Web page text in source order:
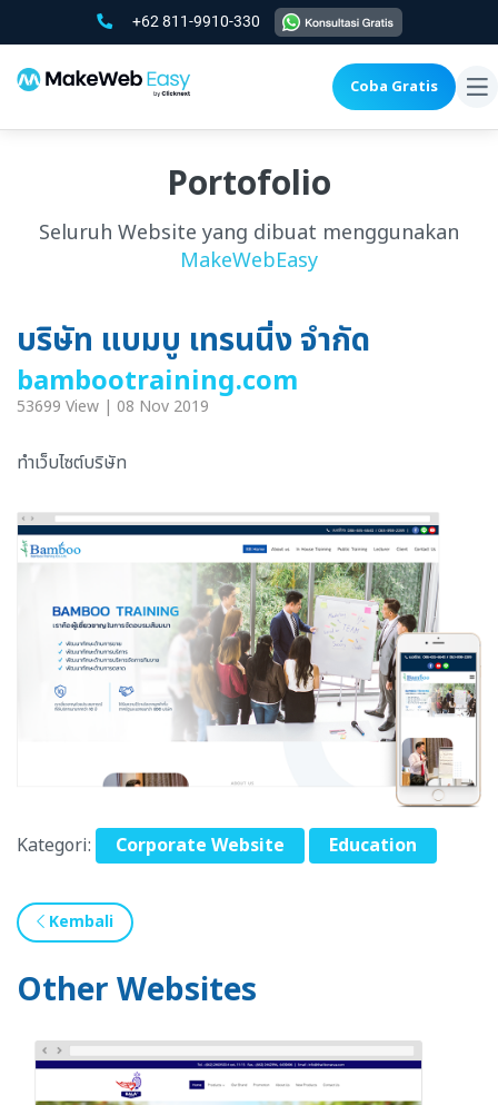
+62 811-9910-330
Coba Gratis
Portofolio
Seluruh Website yang dibuat menggunakan
MakeWebEasy
บริษัท แบมบู เทรนนิ่ง จำกัด
bambootraining.com
53699 View | 08 Nov 2019
ทำเว็บไซต์บริษัท
Kategori: Corporate Website Education
Kembali
Other Websites